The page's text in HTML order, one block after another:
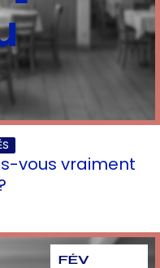
vous vraiment
FÉV